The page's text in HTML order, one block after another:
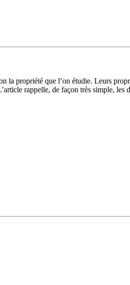
la propriété que l’on étudie. Leurs
rappelle, de façon très simple, les